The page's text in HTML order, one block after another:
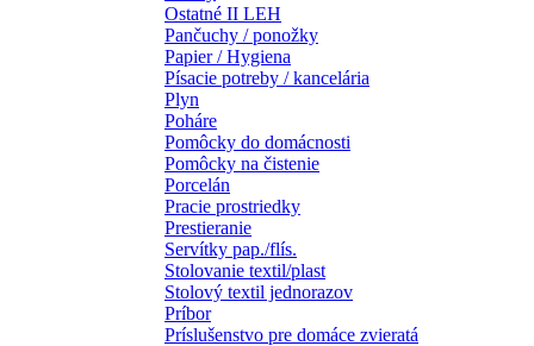
Ostatné II LEH
Pančuchy / ponožky
Papier / Hygiena
Písacie potreby / kancelária
Plyn
Poháre
Pomôcky do domácnosti
Pomôcky na čistenie
Porcelán
Pracie prostriedky
Prestieranie
Servítky pap./flís.
Stolovanie textil/plast
Stolový textil jednorazov
Príbor
Príslušenstvo pre domáce zvieratá